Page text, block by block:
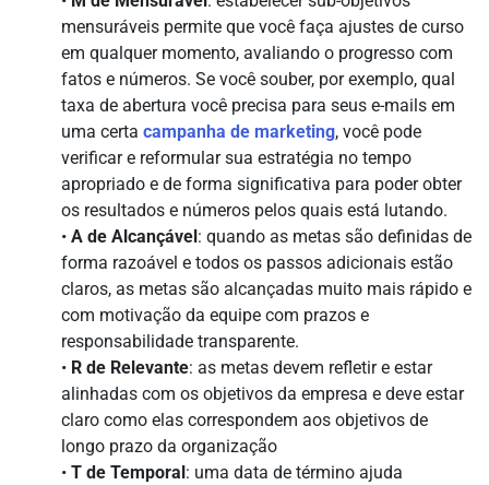
mensuráveis permite que você faça ajustes de curso
em qualquer momento, avaliando o progresso com
fatos e números. Se você souber, por exemplo, qual
taxa de abertura você precisa para seus e-mails em
uma certa campanha de marketing, você pode
verificar e reformular sua estratégia no tempo
apropriado e de forma significativa para poder obter
os resultados e números pelos quais está lutando.
• A de Alcançável : quando as metas são definidas de
forma razoável e todos os passos adicionais estão
claros, as metas são alcançadas muito mais rápido e
com motivação da equipe com prazos e
responsabilidade transparente.
• R de Relevante: as metas devem refletir e estar
alinhadas com os objetivos da empresa e deve estar
claro como elas correspondem aos objetivos de
longo prazo da organização
• T de Temporal : uma data de término ajuda